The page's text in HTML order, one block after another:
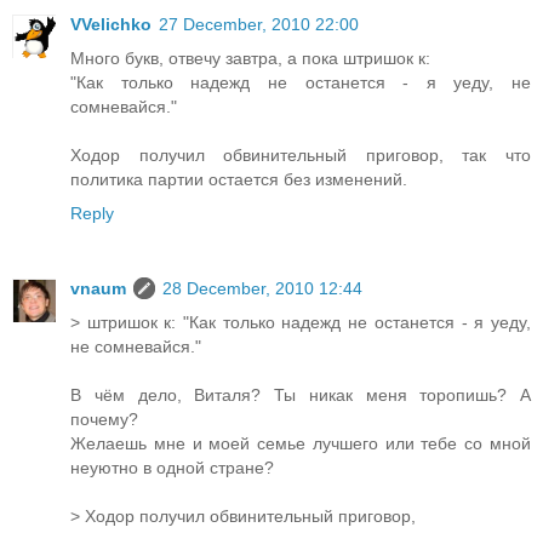
VVelichko 27 December, 2010 22:00
Много букв, отвечу завтра, а пока штришок к:
"Как только надежд не останется - я уеду, не
сомневайся."
Ходор получил обвинительный приговор, так что
политика партии остается без изменений.
Reply
vnaum
28 December, 2010 12:44
> штришок к: "Как только надежд не останется - я уеду,
не сомневайся."
В чём дело, Виталя? Ты никак меня торопишь? А
почему?
Желаешь мне и моей семье лучшего или тебе со мной
неуютно в одной стране?
> Ходор получил обвинительный приговор,